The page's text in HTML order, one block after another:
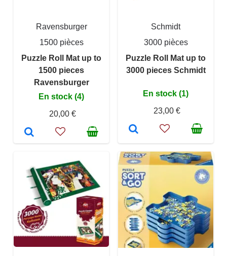
Ravensburger
1500 pièces
Puzzle Roll Mat up to
1500 pieces
Ravensburger
En stock (4)
20,00 €
Schmidt
3000 pièces
Puzzle Roll Mat up to
3000 pieces Schmidt
En stock (1)
23,00 €